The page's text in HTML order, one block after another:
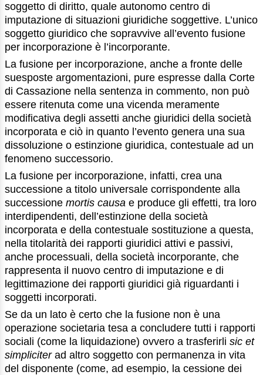
soggetto di diritto, quale autonomo centro di
imputazione di situazioni giuridiche soggettive. L’unico
soggetto giuridico che sopravvive all’evento fusione
per incorporazione è l’incorporante.
La fusione per incorporazione, anche a fronte delle
suesposte argomentazioni, pure espresse dalla Corte
di Cassazione nella sentenza in commento, non può
essere ritenuta come una vicenda meramente
modificativa degli assetti anche giuridici della società
incorporata e ciò in quanto l’evento genera una sua
dissoluzione o estinzione giuridica, contestuale ad un
fenomeno successorio.
La fusione per incorporazione, infatti, crea una
successione a titolo universale corrispondente alla
successione mortis causa e produce gli effetti, tra loro
interdipendenti, dell’estinzione della società
incorporata e della contestuale sostituzione a questa,
nella titolarità dei rapporti giuridici attivi e passivi,
anche processuali, della società incorporante, che
rappresenta il nuovo centro di imputazione e di
legittimazione dei rapporti giuridici già riguardanti i
soggetti incorporati.
Se da un lato è certo che la fusione non è una
operazione societaria tesa a concludere tutti i rapporti
sociali (come la liquidazione) ovvero a trasferirli sic et
simpliciterad altro soggetto con permanenza in vita
del disponente (come, ad esempio, la cessione dei